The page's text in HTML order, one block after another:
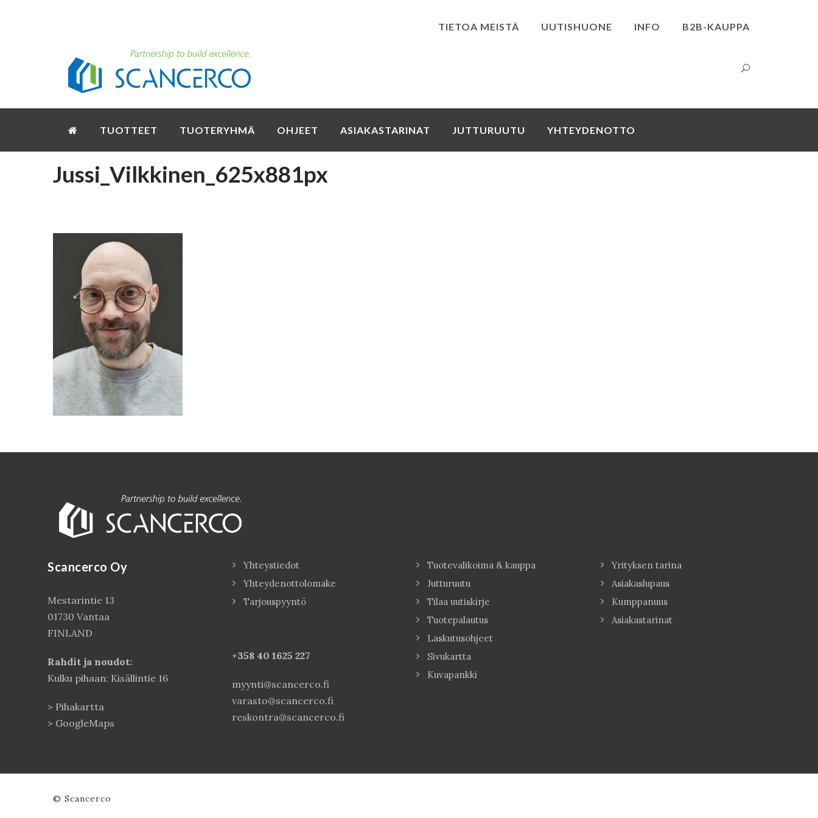
TIETOA MEISTÄ UUTISHUONE INFO B2B-KAUPPA
TUOTTEET TUOTERYHMÄ OHJEET ASIAKASTARINAT JUTTURUUTU YHTEYDENOTTO
Jussi_Vilkkinen_625x881px
Scancerco Oy
Mestarintie 13
01730 Vantaa
FINLAND
Rahdit ja noudot:
Kulku pihaan: Kisällintie 16
> Pihakartta
> GoogleMaps
Yhteystiedot
Yhteydenottolomake
Tarjouspyyntö
+358 40 1625 227
myynti@scancerco.fi
varasto@scancerco.fi
reskontra@scancerco.fi
Tuotevalikoima & kauppa
Jutturuutu
Tilaa uutiskirje
Tuotepalautus
Laskutusohjeet
Sivukartta
Kuvapankki
Yrityksen tarina
Asiakaslupaus
Kumppanuus
Asiakastarinat
© Scancerco